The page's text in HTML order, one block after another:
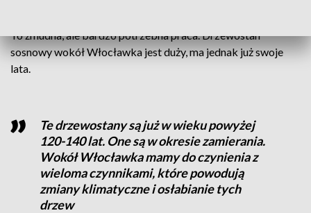
To żmudna, ale bardzo potrzebna praca. Drzewostan
sosnowy wokół Włocławka jest duży, ma jednak już swoje
lata.
Te drzewostany są już w wieku powyżej
120-140 lat. One są w okresie zamierania.
Wokół Włocławka mamy do czynienia z
wieloma czynnikami, które powodują
zmiany klimatyczne i osłabianie tych
drzew